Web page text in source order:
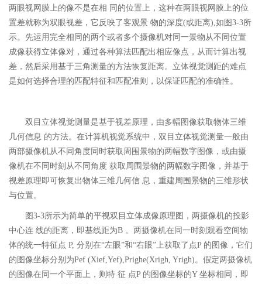
两眼视网膜上的像不是在相 同的位置上，这种在两眼视网膜上的位
置差就称为双眼视差，它反映了客观景 物的深度(或距离),如图3-3所
示。先运用完全相同的两个或者多个摄像机对同一景物从不同位置
成像获得立体像对，通过各种算法匹配出相应像点，从而计算出视
差，然后采用基于三角测量的方法恢复距离。立体视觉测距的难点
是如何选择合理的匹配特征和匹配准则，以保证匹配的准确性。
双目立体视觉测量是基于视差原理，由多幅图像获取物体三维
几何信息 的方法。在计算机视觉系统中，双目立体视觉测量一般由
两部摄像机从不同角度同时获取周围景物的两幅数字图像，或由摄
像机在不同时刻从不同角度 获取周围景物的两幅数字图像，并基于
视差原理即可恢复出物体三维几何信 息，重建周围景物的三维形状
与位置。
图3-3所示为简单的平视双目立体成像原理图，两摄像机的投影
中心连 线的距离，即基线距为B 。两摄像机在同一时刻观看空间物
体的统一特征点 P, 分别在“左眼”和“右眼”上获取了点P 的图像，它们
的图像坐标分别为Pef (Xief,Yef),Prighe(Xrigh, Yrigh)。假定两摄像机
的图像在同一个平面上，则特 征 点P 的图像坐标的Y 坐标相同，即